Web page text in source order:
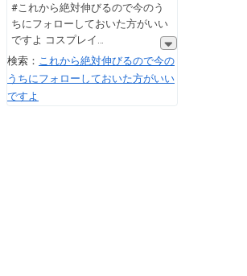
#これから絶対伸びるので今のう
ちにフォローしておいた方がいい
ですよ コスプレイ
検索： これから絶対伸びるので今の
うちにフォローしておいた方がいい
ですよ